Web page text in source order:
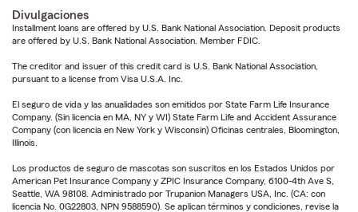
Divulgaciones
Installment loans are offered by U.S. Bank National Association. Deposit products
are offered by U.S. Bank National Association. Member FDIC.
The creditor and issuer of this credit card is U.S. Bank National Association,
pursuant to a license from Visa U.S.A. Inc.
El seguro de vida y las anualidades son emitidos por State Farm Life Insurance
Company. (Sin licencia en MA, NY y WI) State Farm Life and Accident Assurance
Company (con licencia en New York y Wisconsin) Oficinas centrales, Bloomington,
Illinois.
Los productos de seguro de mascotas son suscritos en los Estados Unidos por
American Pet Insurance Company y ZPIC Insurance Company, 6100-4th Ave S,
Seattle, WA 98108. Administrado por Trupanion Managers USA, Inc. (CA: con
licencia No. 0G22803, NPN 9588590). Se aplican términos y condiciones, revise la